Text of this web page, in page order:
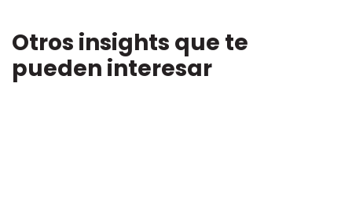
Otros insights que te
pueden interesar